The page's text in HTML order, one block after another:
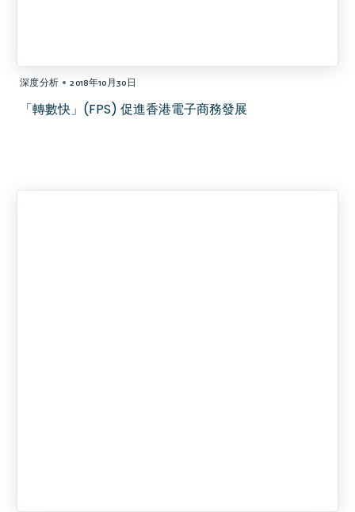
深度分析 • 2018年10月30日
「轉數快」(FPS) 促進香港電子商務發展